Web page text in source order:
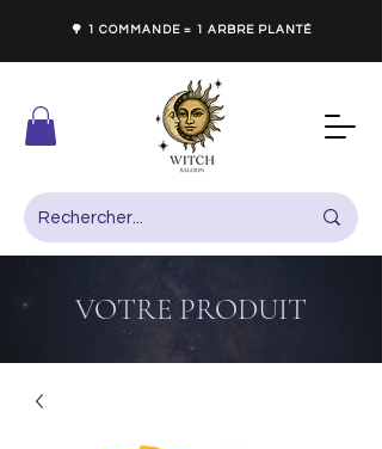
🌳 1 COMMANDE = 1 ARBRE PLANTÉ
VOTRE PRODUIT